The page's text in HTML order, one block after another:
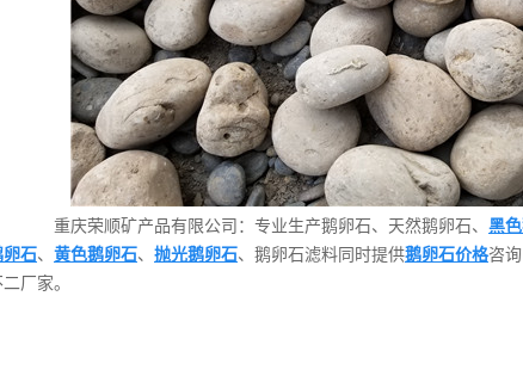
重庆荣顺矿产品有限公司：专业生产鹅卵石、天然鹅卵石、 黑
卵石、 黄色鹅卵石、 抛光鹅卵石、鹅卵石滤料同时提供鹅卵石价格咨
厂家。